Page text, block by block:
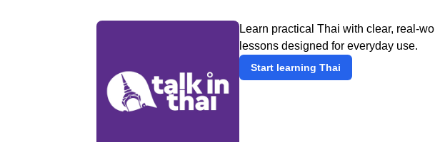
Learn practical Thai with clear, real-
lessons designed for everyday use.
Start learning Thai